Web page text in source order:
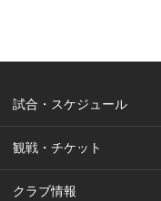
試合・スケジュール
観戦・チケット
クラブ情報